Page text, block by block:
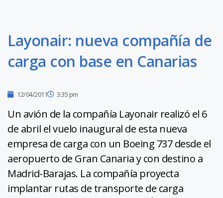
Layonair: nueva compañía de
carga con base en Canarias
12/04/2011 3:35 pm
Un avión de la compañía Layonair realizó el 6
de abril el vuelo inaugural de esta nueva
empresa de carga con un Boeing 737 desde el
aeropuerto de Gran Canaria y con destino a
Madrid-Barajas. La compañía proyecta
implantar rutas de transporte de carga